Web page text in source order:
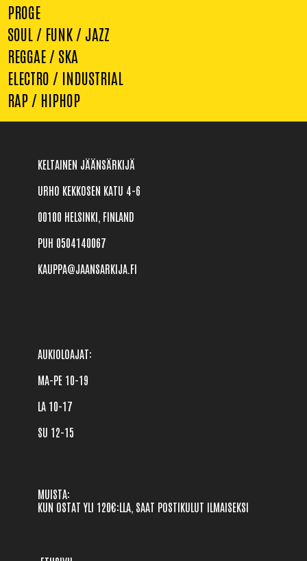
PROGE
SOUL / FUNK / JAZZ
REGGAE / SKA
ELECTRO / INDUSTRIAL
RAP / HIPHOP
KELTAINEN JÄÄNSÄRKIJÄ
URHO KEKKOSEN KATU 4-6
00100 HELSINKI, FINLAND
PUH 0504140067
KAUPPA@JAANSARKIJA.FI
AUKIOLOAJAT:
MA-PE 10-19
LA 10-17
SU 12-15
MUISTA:
KUN OSTAT YLI 120€:LLA, SAAT POSTIKULUT ILMAISEKSI